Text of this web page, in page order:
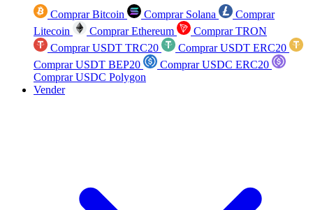
Comprar Bitcoin Comprar Solana
Comprar
Litecoin
Comprar Ethereum
Comprar TRON
Comprar USDT TRC20
Comprar USDT ERC20
Comprar USDT BEP20
Comprar USDC ERC20
Comprar USDC Polygon
Vender